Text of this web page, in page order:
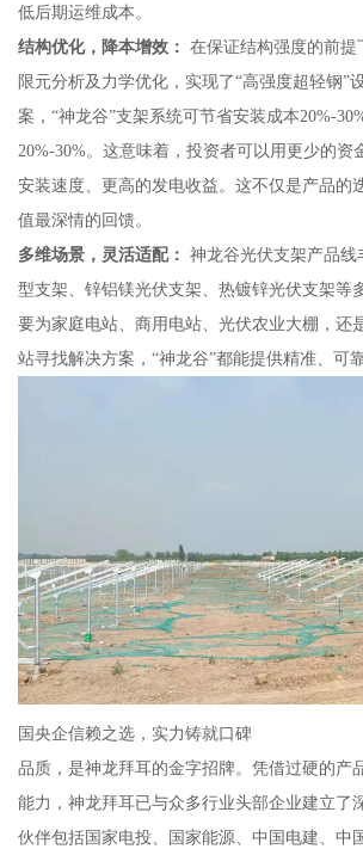
低后期运维成本。
结构优化，降本增效： 在保证结构强度的前
限元分析及力学优化，实现了“高强度超轻钢”
案，“神龙谷”支架系统可节省安装成本20%-
20%-30%。这意味着，投资者可以用更少的资
安装速度、更高的发电收益。这不仅是产品的
值最深情的回馈。
多维场景，灵活适配： 神龙谷光伏支架产品线
型支架、锌铝镁光伏支架、热镀锌光伏支架等
要为家庭电站、商用电站、光伏农业大棚，还
站寻找解决方案，“神龙谷”都能提供精准、可
国央企信赖之选，实力铸就口碑
品质，是神龙拜耳的金字招牌。凭借过硬的产
能力，神龙拜耳已与众多行业头部企业建立了
伙伴包括国家电投、国家能源、中国电建、中